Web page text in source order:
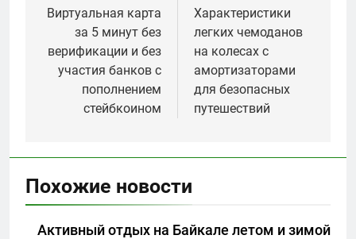
по
записям
Виртуальная карта
за 5 минут без
верификации и без
участия банков с
пополнением
стейбкоином
Характеристики
легких чемоданов
на колесах с
амортизаторами
для безопасных
путешествий
Похожие новости
Активный отдых на Байкале летом и зимой